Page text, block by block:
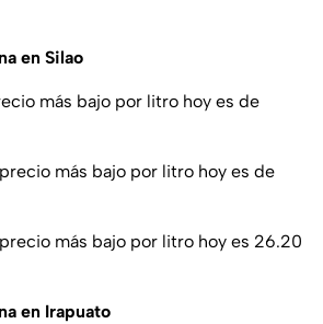
en Silao
más bajo por litro hoy es de
más bajo por litro hoy es de
más bajo por litro hoy es 26.20
en Irapuato